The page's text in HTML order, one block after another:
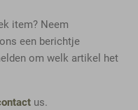
item? Neem
een berichtje
om welk artikel het
us.